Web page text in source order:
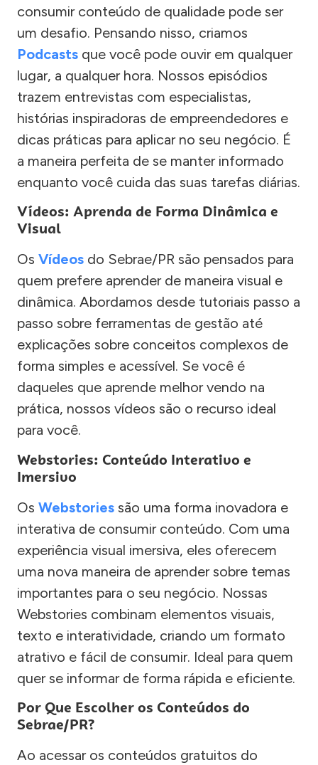
consumir conteúdo de qualidade pode ser
um desafio. Pensando nisso, criamos
Podcasts que você pode ouvir em qualquer
lugar, a qualquer hora. Nossos episódios
trazem entrevistas com especialistas,
histórias inspiradoras de empreendedores e
dicas práticas para aplicar no seu negócio. É
a maneira perfeita de se manter informado
enquanto você cuida das suas tarefas diárias.
Vídeos: Aprenda de Forma Dinâmica e
Visual
Os Vídeos do Sebrae/PR são pensados para
quem prefere aprender de maneira visual e
dinâmica. Abordamos desde tutoriais passo a
passo sobre ferramentas de gestão até
explicações sobre conceitos complexos de
forma simples e acessível. Se você é
daqueles que aprende melhor vendo na
prática, nossos vídeos são o recurso ideal
para você.
Webstories: Conteúdo Interativo e
Imersivo
Os Webstories são uma forma inovadora e
interativa de consumir conteúdo. Com uma
experiência visual imersiva, eles oferecem
uma nova maneira de aprender sobre temas
importantes para o seu negócio. Nossas
Webstories combinam elementos visuais,
texto e interatividade, criando um formato
atrativo e fácil de consumir. Ideal para quem
quer se informar de forma rápida e eficiente.
Por Que Escolher os Conteúdos do
Sebrae/PR?
Ao acessar os conteúdos gratuitos do